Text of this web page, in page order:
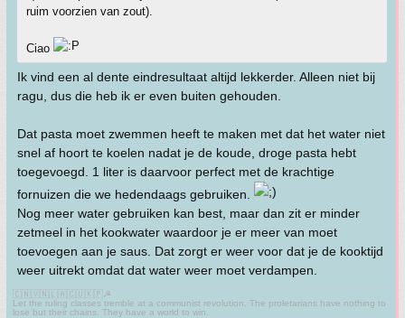
ruim voorzien van zout).
Ciao
Ik vind een al dente eindresultaat altijd lekkerder. Alleen niet bij
ragu, dus die heb ik er even buiten gehouden.
Dat pasta moet zwemmen heeft te maken met dat het water niet
snel af hoort te koelen nadat je de koude, droge pasta hebt
toegevoegd. 1 liter is daarvoor perfect met de krachtige
fornuizen die we hedendaags gebruiken.
Nog meer water gebruiken kan best, maar dan zit er minder
zetmeel in het kookwater waardoor je er meer van moet
toevoegen aan je saus. Dat zorgt er weer voor dat je de kooktijd
weer uitrekt omdat dat water weer moet verdampen.
🇨🇳🇻🇳🇱🇦🇨🇺🇰🇵☭
Let the ruling classes tremble at a communist revolution. The proletarians have nothing to
lose but their chains. They have a world to win.